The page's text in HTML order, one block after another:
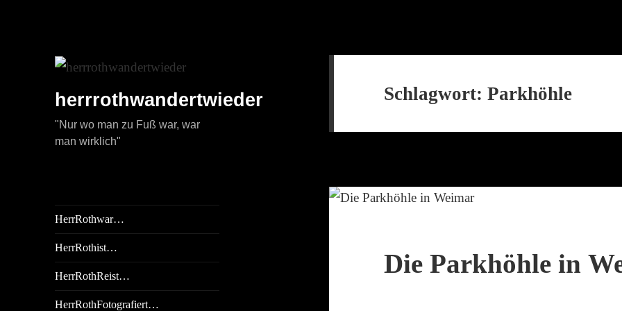
herrrothwandertwieder
"Nur wo man zu Fuß war, war
man wirklich"
HerrRothwar…
HerrRothist…
HerrRothReist…
HerrRothFotografiert…
Schlagwort:Parkhöhle
Die Parkhöhle in